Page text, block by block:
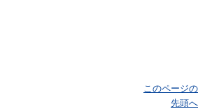
このページの
先頭へ